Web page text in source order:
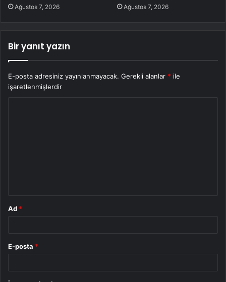
Ağustos 7, 2026 Ağustos 7, 2026
Bir yanıt yazın
E-posta adresiniz yayınlanmayacak. Gerekli alanlar * ile
işaretlenmişlerdir
Ad *
E-posta *